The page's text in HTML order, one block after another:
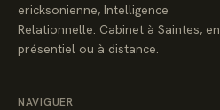
ericksonienne, Intelligence
Relationnelle. Cabinet à Saintes, en
présentiel ou à distance.
NAVIGUER